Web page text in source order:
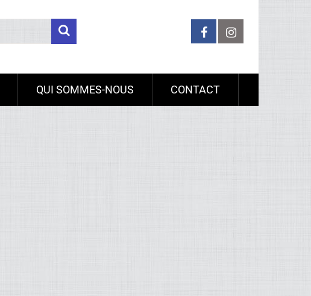
QUI SOMMES-NOUS CONTACT